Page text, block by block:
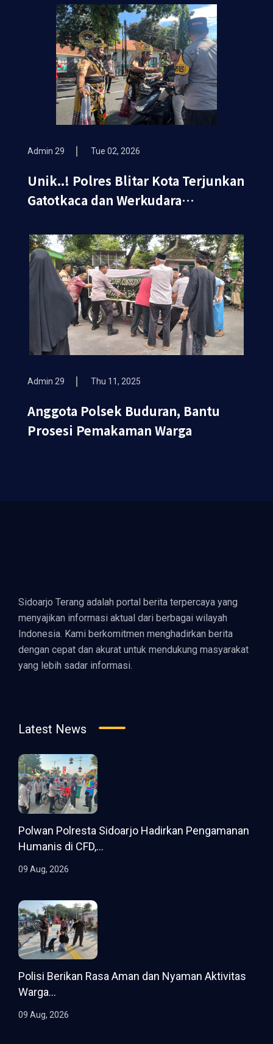
Admin 29 Tue 02, 2026
Unik..! Polres Blitar Kota Terjunkan
Gatotkaca dan Werkudara
Semeru 2026
Admin 29 Thu 11, 2025
Anggota Polsek Buduran, Bantu
Prosesi Pemakaman Warga
Sidoarjo Terang adalah portal berita terpercaya yang
menyajikan informasi aktual dari berbagai wilayah
Indonesia. Kami berkomitmen menghadirkan berita
dengan cepat dan akurat untuk mendukung masyarakat
yang lebih sadar informasi.
Latest News
Polwan Polresta Sidoarjo Hadirkan Pengamanan
Humanis di CFD,...
09 Aug, 2026
Polisi Berikan Rasa Aman dan Nyaman Aktivitas
Warga...
09 Aug, 2026